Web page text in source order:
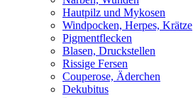
Hautpilz und Mykosen
Windpocken, Herpes, Krätze
Pigmentflecken
Blasen, Druckstellen
Rissige Fersen
Couperose, Äderchen
Dekubitus